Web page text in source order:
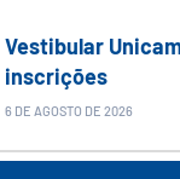
Vestibular
inscrições
6 DE AGOSTO DE 2026